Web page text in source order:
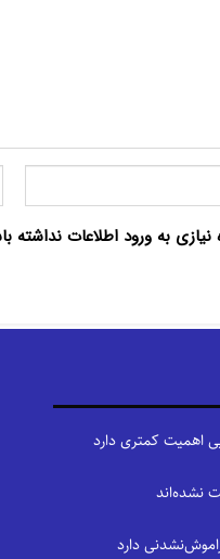
به ورود اطلاعات نداشته
اهمیت کمتری دارد
نشده‌اند
دارد